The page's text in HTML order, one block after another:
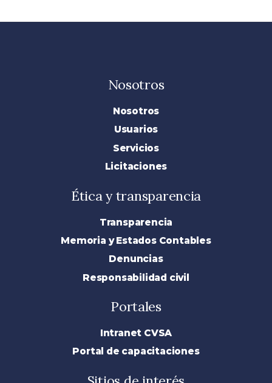
Nosotros
Nosotros
Usuarios
Servicios
Licitaciones
Ética y transparencia
Transparencia
Memoria y Estados Contables
Denuncias
Responsabilidad civil
Portales
Intranet CVSA
Portal de capacitaciones